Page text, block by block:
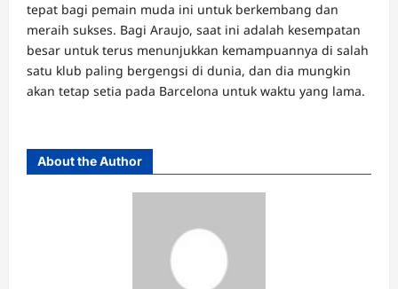
tepat bagi pemain muda ini untuk berkembang dan
meraih sukses. Bagi Araujo, saat ini adalah kesempatan
besar untuk terus menunjukkan kemampuannya di salah
satu klub paling bergengsi di dunia, dan dia mungkin
akan tetap setia pada Barcelona untuk waktu yang lama.
About the Author